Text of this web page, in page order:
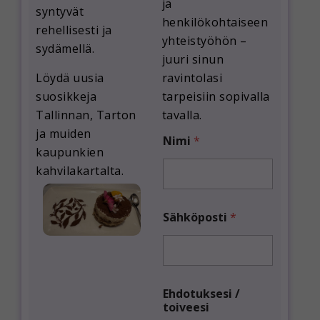
syntyvät
rehellisesti ja
sydämellä.
Löydä uusia
suosikkeja
Tallinnan, Tarton
ja muiden
kaupunkien
kahvilakartalta.
ja
henkilökohtaiseen
yhteistyöhön –
juuri sinun
ravintolasi
tarpeisiin sopivalla
tavalla.
Nimi *
Sähköposti *
o
i
Ehdotuksesi /
toiveesi